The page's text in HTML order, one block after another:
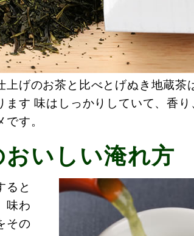
げのお茶と比べとげぬき地蔵茶
ます 味はしっかりしていて、香り
す。
おいしい淹れ方
ると
味わ
その